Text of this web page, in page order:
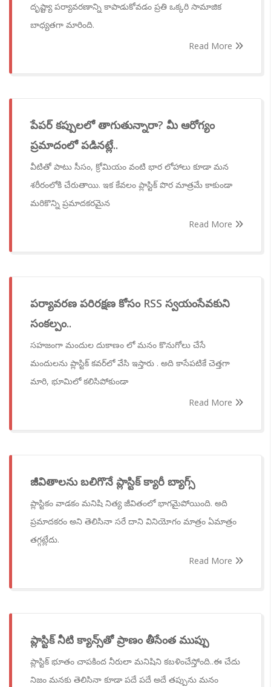
దృష్ట్యా పర్యావరణాన్ని కాపాడుకోవడం ప్రతి ఒక్కరి సామాజిక
బాధ్యతగా మారింది.
Read More
పేపర్ కప్పులలో తాగుతున్నారా? మీ ఆరోగ్యం
ప్రమాదంలో పడినట్లే..
వీటితో పాటు సీసం, క్రోమియం వంటి భార లోహాలు కూడా మన
శరీరంలోకి చేరుతాయి. ఇక కేవలం ప్లాస్టిక్ పొర మాత్రమే కాకుండా
మరికొన్ని ప్రమాదకరమైన
Read More
పర్యావరణ పరిరక్షణ కోసం RSS స్వయంసేవకుని
సంకల్పం..
సహజంగా ​మందుల దుకాణం లో మనం కొనుగోలు చేసే
మందులను ప్లాస్టిక్ కవర్‌లో వేసి ఇస్తారు . అది కాసేపటికే చెత్తగా
మారి, భూమిలో కలిసిపోకుండా
Read More
జీవితాలను బలిగొనే ప్లాస్టిక్ క్యారీ బ్యాగ్స్
ప్లాస్టికం వాడకం మనిషి నిత్య జీవితంలో భాగమైపోయింది. అది
ప్రమాదకరం అని తెలిసినా సరే దాని వినియోగం మాత్రం ఏమాత్రం
తగ్గట్లేదు.
Read More
ప్లాస్టిక్ నీటి క్యాన్స్‌తో ప్రాణం తీసేంత ముప్పు
ప్లాస్టిక్ భూతం చాపకింద నీరులా మనిషిని కబళించేస్తోంది..ఈ చేదు
నిజం మనకు తెలిసినా కూడా పదే పదే అదే తప్పును మనం